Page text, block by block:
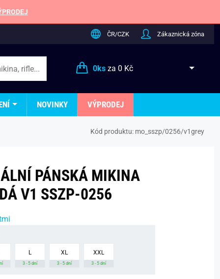
ČR/CZK Zákaznická zóna
0ksza 0 Kč
NOVINKY VÝPRODEJ
Kód produktu: mo_sszp/0256/v1grey
PÁNSKÁ MIKINA
V1 SSZP-0256
L
3 - 5 dní
XL
3 - 5 dní
XXL
3 - 5 dní